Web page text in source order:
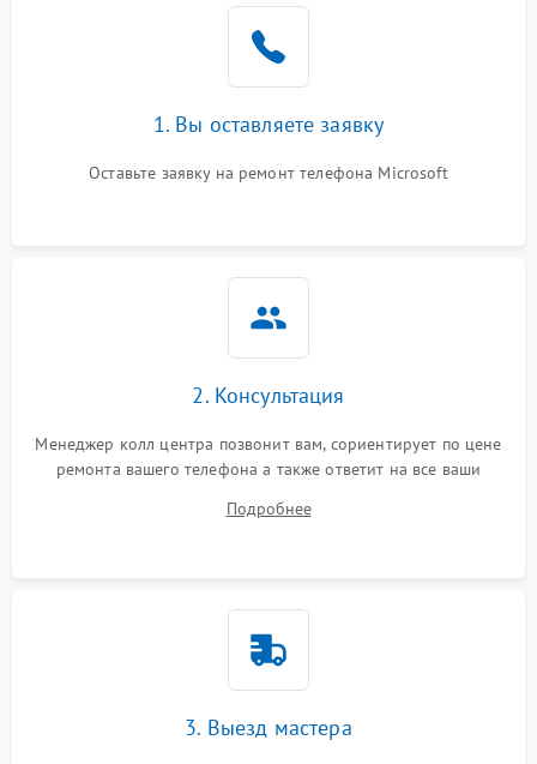
1. Вы оставляете заявку
Оставьте заявку на ремонт телефона Microsoft
2. Консультация
Менеджер колл центра позвонит вам, сориентирует по цене
ремонта вашего телефона а также ответит на все ваши
Подробнее
3. Выезд мастера